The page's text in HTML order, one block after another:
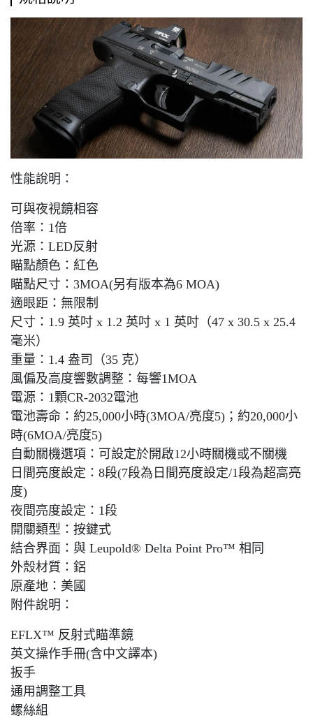
性能說明：
可與夜視鏡相容
倍率：1倍
光源：LED反射
瞄點顏色：紅色
瞄點尺寸：3MOA(另有版本為6 MOA)
適眼距：無限制
尺寸：1.9 英吋 x 1.2 英吋 x 1 英吋（47 x 30.5 x 25.4
毫米）
重量：1.4 盎司（35 克）
風偏及高度響數調整：每響1MOA
電源：1顆CR-2032電池
電池壽命：約25,000小時(3MOA/亮度5)；約20,000小
時(6MOA/亮度5)
自動關機選項：可設定於開啟12小時關機或不關機
日間亮度設定：8段(7段為日間亮度設定/1段為超高亮
度)
夜間亮度設定：1段
開關類型：按鍵式
結合界面：與 Leupold® Delta Point Pro™ 相同
外殼材質：鋁
原產地：美國
附件說明：
EFLX™ 反射式瞄準鏡
英文操作手冊(含中文譯本)
扳手
通用調整工具
螺絲組